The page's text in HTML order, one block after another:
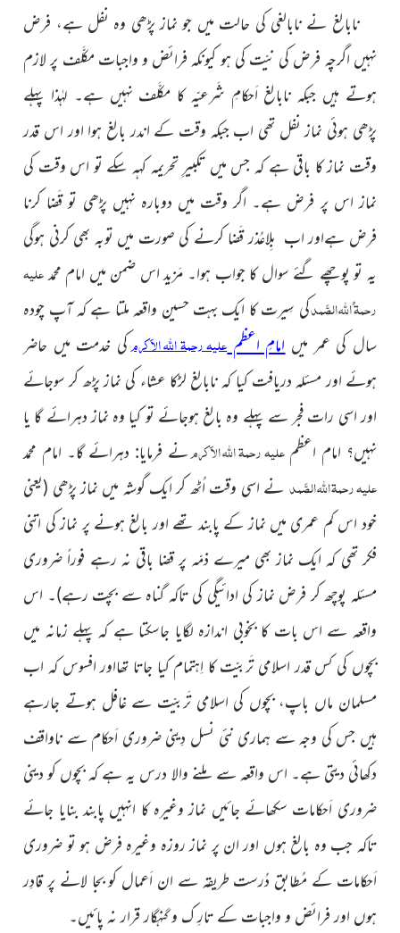
نابالغ نے نابالغی کی حالت میں جو نماز پڑھی وہ نفل ہے، فرض
نہیں اگرچہ فرض کی نیّت کی ہو کیونکہ فرائض و واجبات مکلَّف پر لازم
ہوتے ہیں جبکہ نابالغ اَحکامِ شَرعیّہ کا مکلَّف نہیں ہے۔ لہٰذا پہلے
پڑھی ہوئی نماز نفل تھی اب جبکہ وقت کے اندر بالغ ہوا اور اس قدر
وقت نماز کا باقی ہے کہ جس میں تکبیرِ تحریمہ کہہ سکے تو اس وقت کی
نماز اس پر فرض ہے۔ اگر وقت میں دوبارہ نہیں پڑھی تو قَضا کرنا
فرض ہےاور اب بِلاعُذر قَضا کرنے کی صورت میں توبہ بھی کرنی ہوگی
یہ تو پوچھے گئے سوال کا جواب ہوا۔ مَزید اس ضمن میں امام محمدعلیہ
رحمۃ ُاللہ الصَّمدکی سِیرت کا ایک بہت حسین واقعہ ملتا ہے کہ آپ چودہ
سال کی عمر میں امامِ اعظم علیہ رحمۃ اللہ الاَکرمکی خدمت میں حاضر
ہوئے اور مسئلہ دریافت کیا کہ نابالغ لڑکا عشاء کی نماز پڑھ کر سوجائے
اور اسی رات فجر سے پہلے وہ بالغ ہوجائے تو کیا وہ نماز دہرائے گا یا
نہیں؟ امام اعظمعلیہ رحمۃ اللہ الاَکرمنے فرمایا: دہرائے گا۔ امام محمد
علیہ رحمۃ اللہ الصَّمد نے اسی وقت اُٹھ کر ایک گوشہ میں نماز پڑھی (یعنی
خود اس کم عمری میں نماز کے پابند تھے اور بالغ ہونے پر نماز کی اتنی
فکر تھی کہ ایک نماز بھی میرے ذمّہ پر قضا باقی نہ رہے فوراً ضروری
مسئلہ پوچھ کر فرض نماز کی ادائیگی کی تاکہ گناہ سے بچت رہے)۔ اس
واقعہ سے اس بات کا بخوبی اندازہ لگایا جاسکتا ہے کہ پہلے زمانہ میں
بچوں کی کس قدر اسلامی تَربیّت کا اِہتمام کیا جاتا تھااور افسوس کہ اب
مسلمان ماں باپ، بچوں کی اسلامی تَربیّت سے غافل ہوتے جارہے
ہیں جس کی وجہ سے ہماری نئی نسل دِینی ضروری اَحکام سے ناواقف
دکھائی دیتی ہے۔ اس واقعہ سے ملنے والا درس یہ ہے کہ بچوں کو دینی
ضروری اَحکامات سکھائے جائیں نماز وغیرہ کا انہیں پابند بنایا جائے
تاکہ جب وہ بالغ ہوں اور ان پر نماز روزہ وغیرہ فرض ہو تو ضروری
اَحکامات کے مُطابق دُرست طریقہ سے ان اَعمال کو بجا لانے پر قادِر
ہوں اور فرائض و واجبات کے تارِ ک و گنہگار قرار نہ پائیں۔